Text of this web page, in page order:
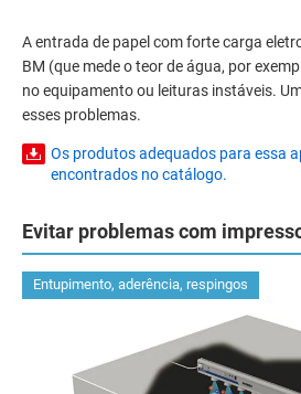
A entrada de papel com forte carga
BM (que mede o teor de água, por
no equipamento ou leituras instáveis.
esses problemas.
Os produtos adequados para essa
encontrados no catálogo.
Evitar problemas com
Entupimento, aderência, respingos